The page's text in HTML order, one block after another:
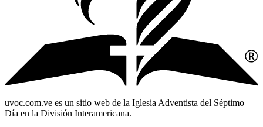
uvoc.com.ve es un sitio web de la Iglesia Adventista del Séptimo
Día en la División Interamericana.